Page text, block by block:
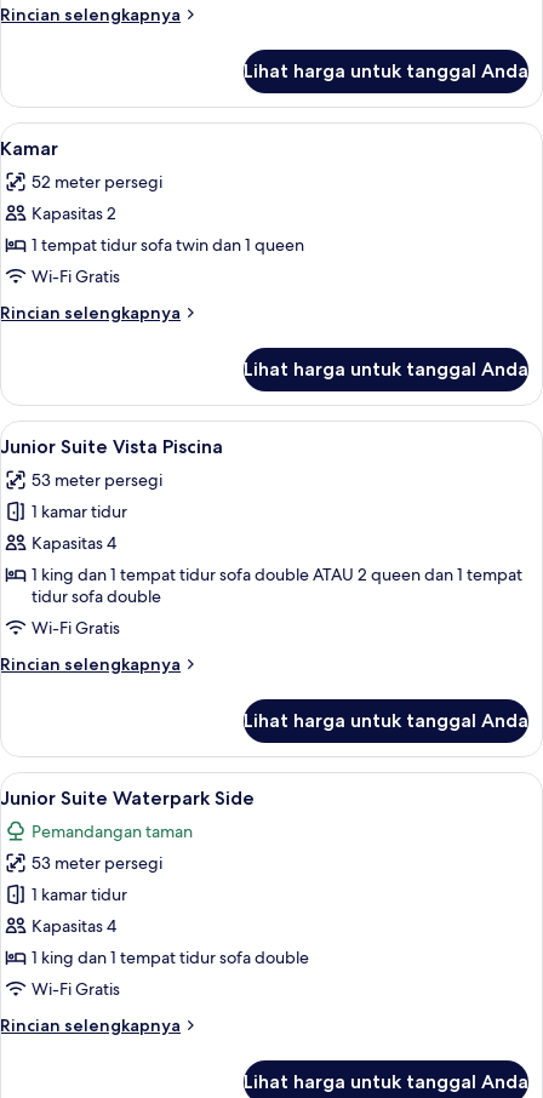
Rincian selengkapnya
Rincian
Kamar
Lihat harga untuk tanggal Anda
Lihat
semua
foto
untuk
Kamar
Minibar gratis, brankas, meja kerja,
4
Kamar
52 meter persegi
Kapasitas 2
1 tempat tidur sofa twin dan 1 queen
Wi-Fi Gratis
Rincian selengkapnya
Rincian
Kamar
Lihat harga untuk tanggal Anda
Lihat
semua
foto
untuk
Junior
Suite
Vista
Piscina
Junior Suite Vista Piscina | Minibar
5
Junior Suite Vista Piscina
53 meter persegi
1 kamar tidur
Kapasitas 4
1 king dan 1 tempat tidur sofa double ATAU 2 queen dan 1 tempat
tidur sofa double
Wi-Fi Gratis
Rincian selengkapnya
Rincian
Junior
Suite
Vista
Lihat harga untuk tanggal Anda
Lihat
semua
foto
untuk
Junior
Suite
Waterpark
Side
Junior Suite Waterpark Side |
5
Junior Suite Waterpark Side
Pemandangan taman
53 meter persegi
1 kamar tidur
Kapasitas 4
1 king dan 1 tempat tidur sofa double
Wi-Fi Gratis
Rincian selengkapnya
Rincian
Lihat harga untuk tanggal Anda